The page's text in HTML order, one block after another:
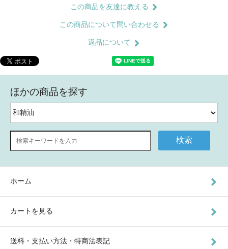
この商品を友達に教える
この商品について問い合わせる
返品について
ほかの商品を探す
検索
ホーム
カートを見る
送料・支払い方法・特商法表記